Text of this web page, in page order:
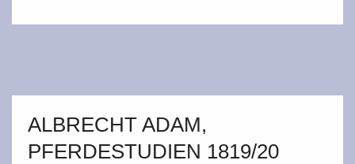
ALBRECHT ADAM,
PFERDESTUDIEN 1819/20